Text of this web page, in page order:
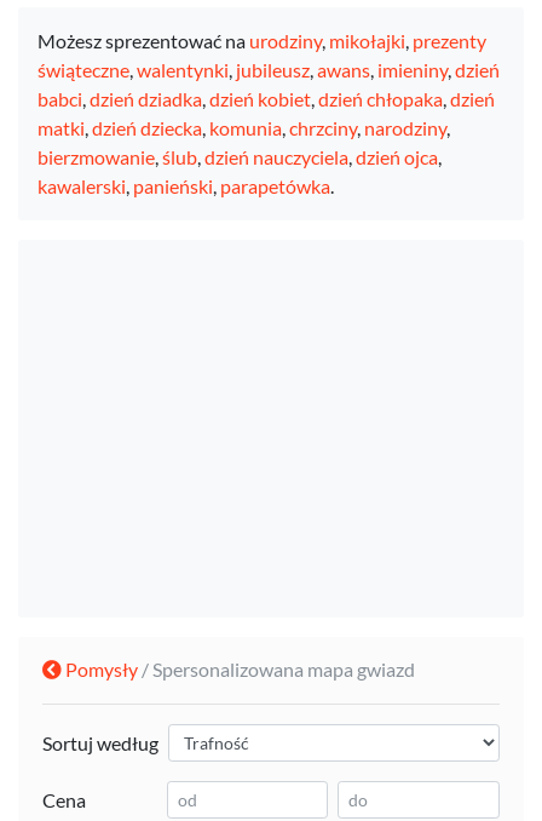
Możesz sprezentować na urodziny, mikołajki, prezenty
świąteczne,walentynki, jubileusz,awans, imieniny,dzień
babci,dzień dziadka,dzień kobiet,dzień chłopaka,dzień
matki,dzień dziecka, komunia,chrzciny, narodziny,
bierzmowanie,ślub,dzień nauczyciela,dzień ojca,
kawalerski, panieński, parapetówka.
Pomysły / Spersonalizowana mapa gwiazd
Sortuj według
Cena